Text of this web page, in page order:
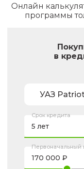
Онлайн
программы
в
УАЗ
Срок кредита
Первоначальный